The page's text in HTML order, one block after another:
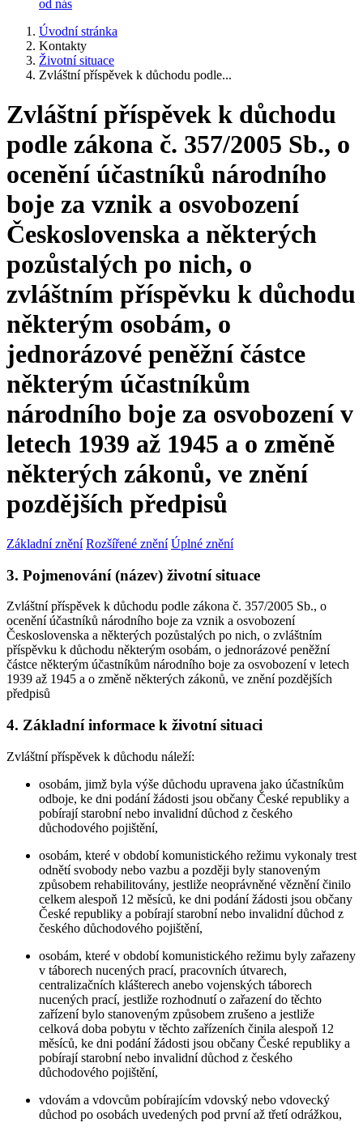
od nás
Úvodní stránka
Kontakty
Životní situace
Zvláštní příspěvek k důchodu podle...
Zvláštní příspěvek k důchodu
podle zákona č. 357/2005 Sb., o
ocenění účastníků národního
boje za vznik a osvobození
Československa a některých
pozůstalých po nich, o
zvláštním příspěvku k důchodu
některým osobám, o
jednorázové peněžní částce
některým účastníkům
národního boje za osvobození v
letech 1939 až 1945 a o změně
některých zákonů, ve znění
pozdějších předpisů
Základní znění Rozšířené znění Úplné znění
3. Pojmenování (název) životní situace
Zvláštní příspěvek k důchodu podle zákona č. 357/2005 Sb., o
ocenění účastníků národního boje za vznik a osvobození
Československa a některých pozůstalých po nich, o zvláštním
příspěvku k důchodu některým osobám, o jednorázové peněžní
částce některým účastníkům národního boje za osvobození v letech
1939 až 1945 a o změně některých zákonů, ve znění pozdějších
předpisů
4. Základní informace k životní situaci
Zvláštní příspěvek k důchodu náleží:
osobám, jimž byla výše důchodu upravena jako účastníkům
odboje, ke dni podání žádosti jsou občany České republiky a
pobírají starobní nebo invalidní důchod z českého
důchodového pojištění,
osobám, které v období komunistického režimu vykonaly trest
odnětí svobody nebo vazbu a později byly stanoveným
způsobem rehabilitovány, jestliže neoprávněné věznění činilo
celkem alespoň 12 měsíců, ke dni podání žádosti jsou občany
České republiky a pobírají starobní nebo invalidní důchod z
českého důchodového pojištění,
osobám, které v období komunistického režimu byly zařazeny
v táborech nucených prací, pracovních útvarech,
centralizačních klášterech anebo vojenských táborech
nucených prací, jestliže rozhodnutí o zařazení do těchto
zařízení bylo stanoveným způsobem zrušeno a jestliže
celková doba pobytu v těchto zařízeních činila alespoň 12
měsíců, ke dni podání žádosti jsou občany České republiky a
pobírají starobní nebo invalidní důchod z českého
důchodového pojištění,
vdovám a vdovcům pobírajícím vdovský nebo vdovecký
důchod po osobách uvedených pod první až třetí odrážkou,